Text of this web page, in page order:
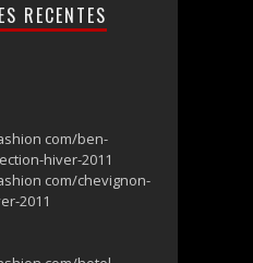
RECENTES
com/ben-
hiver-2011
com/chevignon-
2011